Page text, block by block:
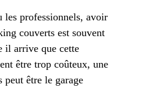
les professionnels, avoir
couverts est souvent
il arrive que cette
être trop coûteux, une
peut être le garage